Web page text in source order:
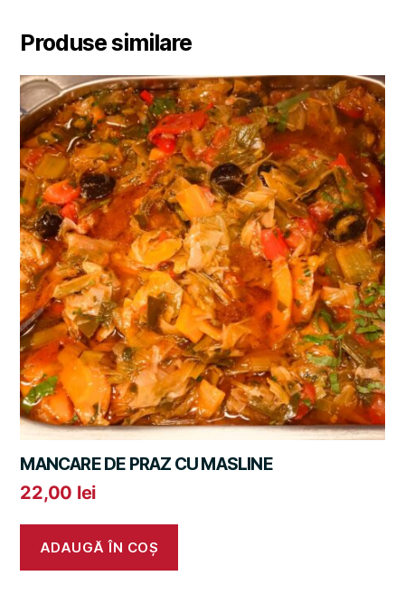
Produse similare
MANCARE DE PRAZ CU MASLINE
22,00 lei
ADAUGĂ ÎN COȘ